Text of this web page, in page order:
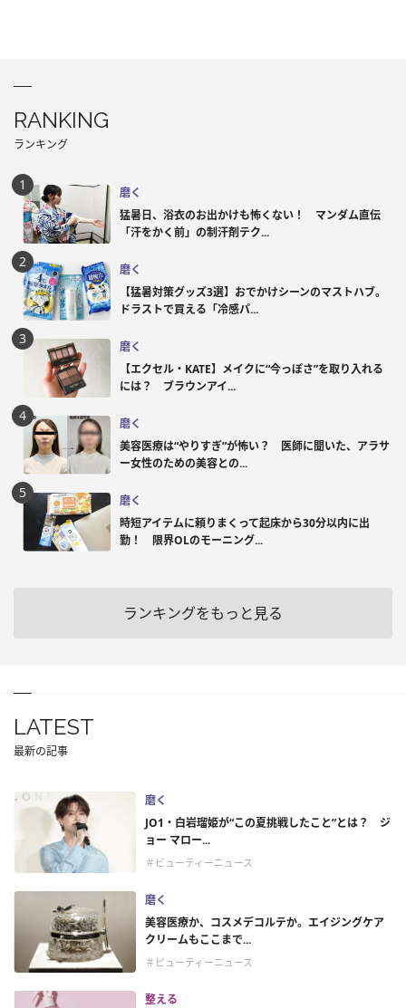
RANKING
ランキング
磨く
猛暑日、浴衣のお出かけも怖くない！ マンダム直伝
「汗をかく前」の制汗剤テク...
磨く
【猛暑対策グッズ3選】おでかけシーンのマストハブ。
ドラストで買える「冷感パ...
磨く
【エクセル・KATE】メイクに“今っぽさ”を取り入れる
には？ ブラウンアイ...
磨く
美容医療は“やりすぎ”が怖い？ 医師に聞いた、アラサ
ー女性のための美容との...
磨く
時短アイテムに頼りまくって起床から30分以内に出
勤！ 限界OLのモーニング...
ランキングをもっと見る
LATEST
最新の記事
磨く
JO1・白岩瑠姫が“この夏挑戦したこと”とは？ ジ
ョー マロー...
＃ビューティーニュース
磨く
美容医療か、コスメデコルテか。エイジングケア
クリームもここまで...
＃ビューティーニュース
整える